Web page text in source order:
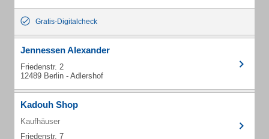
Gratis-Digitalcheck
Jennessen Alexander
Friedenstr. 2
12489 Berlin - Adlershof
Kadouh Shop
Kaufhäuser
Friedenstr. 7